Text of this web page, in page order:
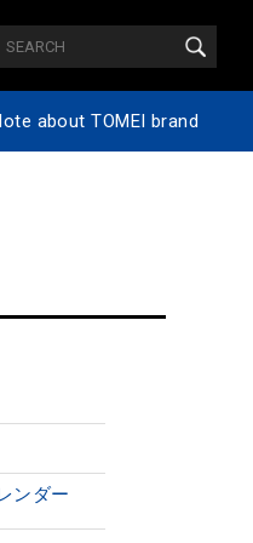
about TOMEI brand
ンダー